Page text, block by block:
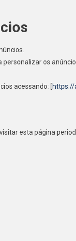
os
acessando: [https://
esta página